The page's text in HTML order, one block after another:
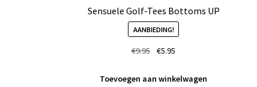
Sensuele Golf-Tees Bottoms UP
AANBIEDING!
€9.95
Oorspronkelijke
was:
€5.95
is:
Toevoegen aan winkelwagen